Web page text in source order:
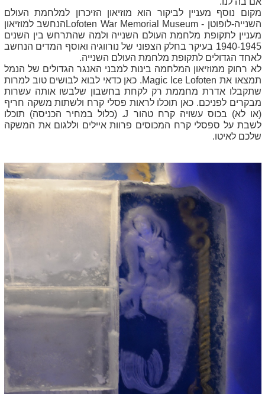
מקום נוסף מעניין לביקור הוא מוזיאון הזיכרון למלחמת העולם
השנייה-לופוטן - Lofoten War Memorial Museumהנחשב למוזיאון
מעניין לתקופת מלחמת העולם השנייה ולמה שהתרחש בין השנים
1940-1945 בעיקר בחלק הצפוני של נורווגיה ואוסף המדים הנחשב
לאחד הגדולים לתקופת מלחמת העולם השנייה.
לא רחוק ממוזיאון המלחמה בינות למבני האנגר הגדולים של הנמל
תמצאו את Magic Ice Lofoten. כאן כדאי לבוא לבושים טוב למרות
שתקבלו אדרת מחממת רק לקחת בחשבון שלבשו אותה עשרות
מבקרים לפניכם. כאן תוכלו לראות פסלי קרח ולשתות משקה חריף
(או לא) בכוס עשויה קרח טהור J. (כלול במחיר הכניסה) תוכלו
לשבת על ספסלי קרח המכוסים פרוות איילים וללגום את המשקה
שלכם לאיטו.